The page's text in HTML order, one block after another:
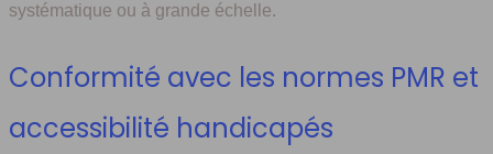
systématique ou à grande échelle.
Conformité avec les normes PMR et
accessibilité handicapés